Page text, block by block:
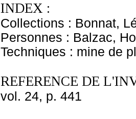
INDEX :
Collections : Bonnat,
Personnes : Balzac,
Techniques : mine de
REFERENCE DE
vol. 24, p. 441